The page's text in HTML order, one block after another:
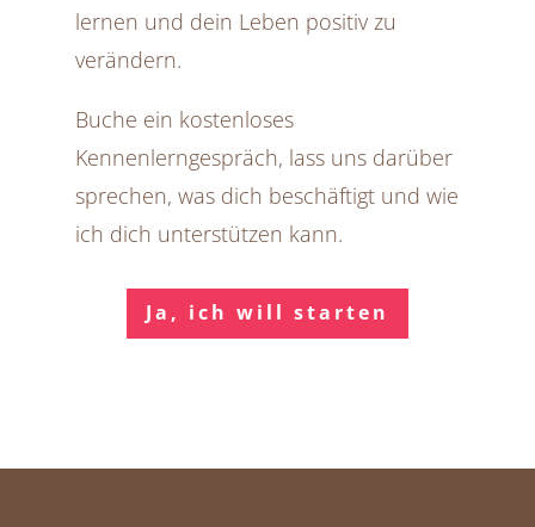
lernen und dein Leben positiv zu
verändern.
Buche ein kostenloses
Kennenlerngespräch, lass uns darüber
sprechen, was dich beschäftigt und wie
ich dich unterstützen kann.
Ja, ich will starten